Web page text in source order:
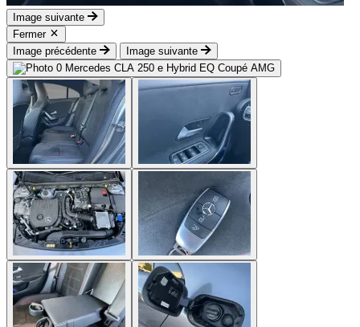
Image suivante
Fermer
Image précédente
Image suivante